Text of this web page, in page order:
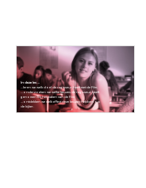
In deze les ...
...leren we welk doel de regisseur heeft met de film;
...onderzoeken we welke keuzes de regisseur heeft
genomen bij het maken van de film;
...ontdekken we welk effect deze keuzes hebben op
de kijker.